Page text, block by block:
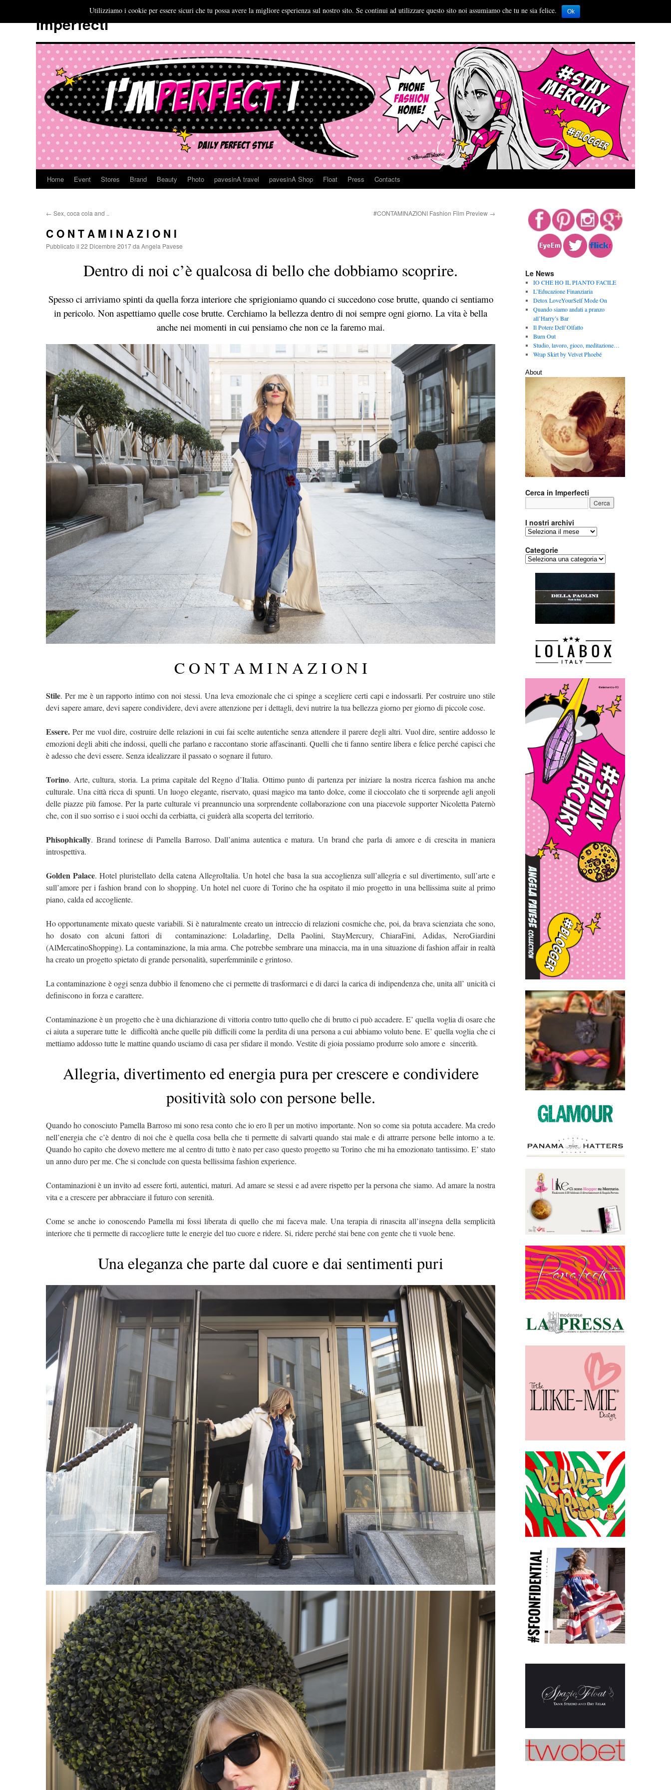
Imperfecti
Vai
contenuto
Home Event Stores Brand Beauty Photo pavesinA travel pavesinA Shop Float Press Contacts
← Sex, coca cola and .. #CONTAMINAZIONI Fashion Film Preview →
C O N T A M I N A Z I O N I
Pubblicato il 22 Dicembre 2017da Angela Pavese
Dentro di noi c’è qualcosa di bello che dobbiamo scoprire.
Spesso ci arriviamo spinti da quella forza interiore che sprigioniamo quando ci succedono cose brutte, quando ci sentiamo
in pericolo. Non aspettiamo quelle cose brutte. Cerchiamo la bellezza dentro di noi sempre ogni giorno. La vita è bella
anche nei momenti in cui pensiamo che non ce la faremo mai.
C O N T A M I N A Z I O N I
Stile. Per me è un rapporto intimo con noi stessi. Una leva emozionale che ci spinge a scegliere certi capi e indossarli. Per costruire uno stile
devi sapere amare, devi sapere condividere, devi avere attenzione per i dettagli, devi nutrire la tua bellezza giorno per giorno di piccole cose.
Essere. Per me vuol dire, costruire delle relazioni in cui fai scelte autentiche senza attendere il parere degli altri. Vuol dire, sentire addosso le
emozioni degli abiti che indossi, quelli che parlano e raccontano storie affascinanti. Quelli che ti fanno sentire libera e felice perché capisci che
è adesso che devi essere. Senza idealizzare il passato o sognare il futuro.
Torino. Arte, cultura, storia. La prima capitale del Regno d’Italia. Ottimo punto di partenza per iniziare la nostra ricerca fashion ma anche
culturale. Una città ricca di spunti. Un luogo elegante, riservato, quasi magico ma tanto dolce, come il cioccolato che ti sorprende agli angoli
delle piazze più famose. Per la parte culturale vi preannuncio una sorprendente collaborazione con una piacevole supporter Nicoletta Paternò
che, con il suo sorriso e i suoi occhi da cerbiatta, ci guiderà alla scoperta del territorio.
Phisophically. Brand torinese di Pamella Barroso. Dall’anima autentica e matura. Un brand che parla di amore e di crescita in maniera
introspettiva.
Golden Palace. Hotel pluristellato della catena AllegroItalia. Un hotel che basa la sua accoglienza sull’allegria e sul divertimento, sull’arte e
sull’amore per i fashion brand con lo shopping. Un hotel nel cuore di Torino che ha ospitato il mio progetto in una bellissima suite al primo
piano, calda ed accogliente.
Ho opportunamente mixato queste variabili. Si è naturalmente creato un intreccio di relazioni cosmiche che, poi, da brava scienziata che sono,
ho dosato con alcuni fattori di contaminazione: Loladarling, Della Paolini, StayMercury, ChiaraFini, Adidas, NeroGiardini
(AlMercatinoShopping). La contaminazione, la mia arma. Che potrebbe sembrare una minaccia, ma in una situazione di fashion affair in realtà
ha creato un progetto spietato di grande personalità, superfemminile e grintoso.
La contaminazione è oggi senza dubbio il fenomeno che ci permette di trasformarci e di darci la carica di indipendenza che, unita all’ unicità ci
definiscono in forza e carattere.
Contaminazione è un progetto che è una dichiarazione di vittoria contro tutto quello che di brutto ci può accadere. E’ quella voglia di osare che
ci aiuta a superare tutte le difficoltà anche quelle più difficili come la perdita di una persona a cui abbiamo voluto bene. E’ quella voglia che ci
mettiamo addosso tutte le mattine quando usciamo di casa per sfidare il mondo. Vestite di gioia possiamo produrre solo amore e sincerità.
Allegria, divertimento ed energia pura per crescere e condividere
positività solo con persone belle.
Quando ho conosciuto Pamella Barroso mi sono resa conto che io ero lì per un motivo importante. Non so come sia potuta accadere. Ma credo
nell’energia che c’è dentro di noi che è quella cosa bella che ti permette di salvarti quando stai male e di attrarre persone belle intorno a te.
Quando ho capito che dovevo mettere me al centro di tutto è nato per caso questo progetto su Torino che mi ha emozionato tantissimo. E’ stato
un anno duro per me. Che si conclude con questa bellissima fashion experience.
Contaminazioni è un invito ad essere forti, autentici, maturi. Ad amare se stessi e ad avere rispetto per la persona che siamo. Ad amare la nostra
vita e a crescere per abbracciare il futuro con serenità.
Come se anche io conoscendo Pamella mi fossi liberata di quello che mi faceva male. Una terapia di rinascita all’insegna della semplicità
interiore che ti permette di raccogliere tutte le energie del tuo cuore e ridere. Si, ridere perché stai bene con gente che ti vuole bene.
Una eleganza che parte dal cuore e dai sentimenti puri
Le News
IO CHE HO IL PIANTO FACILE
L’Educazione Finanziaria
Detox LoveYourSelf Mode On
Quando siamo andati a pranzo
all’Harry’s Bar
Il Potere Dell’Olfatto
Burn Out
Studio, lavoro, gioco, meditazione…
Wrap Skirt by Velvet Phoebé
About
Cerca in Imperfecti
I nostri archivi
archivi
Categorie
Categorie
Utilizziamo i cookie per essere sicuri che tu possa avere la migliore esperienza sul nostro sito. Se continui ad utilizzare questo sito noi assumiamo che tu ne sia felice. Ok